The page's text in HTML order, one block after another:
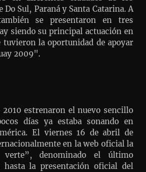
Do Sul, Paraná y Santa Catarina. A
se presentaron en tres
siendo su principal actuación en
tuvieron la oportunidad de apoyar
2009".
estrenaron el nuevo sencillo
días ya estaba sonando en
El viernes 16 de abril de
en la web oficial la
verte”, denominado el último
la presentación oficial del